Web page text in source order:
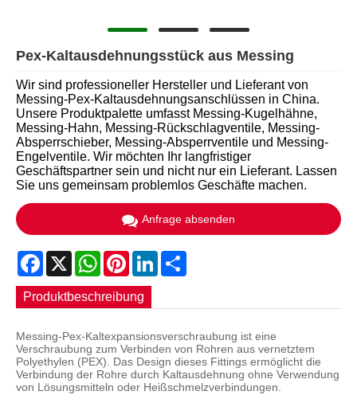
Pex-Kaltausdehnungsstück aus Messing
Wir sind professioneller Hersteller und Lieferant von
Messing-Pex-Kaltausdehnungsanschlüssen in China.
Unsere Produktpalette umfasst Messing-Kugelhähne,
Messing-Hahn, Messing-Rückschlagventile, Messing-
Absperrschieber, Messing-Absperrventile und Messing-
Engelventile. Wir möchten Ihr langfristiger
Geschäftspartner sein und nicht nur ein Lieferant. Lassen
Sie uns gemeinsam problemlos Geschäfte machen.
Anfrage absenden
Facebook
X WhatsApp
PinterestLinkedIn
Produktbeschreibung
Messing-Pex-Kaltexpansionsverschraubung ist eine
Verschraubung zum Verbinden von Rohren aus vernetztem
Polyethylen (PEX). Das Design dieses Fittings ermöglicht die
Verbindung der Rohre durch Kaltausdehnung ohne Verwendung
von Lösungsmitteln oder Heißschmelzverbindungen.